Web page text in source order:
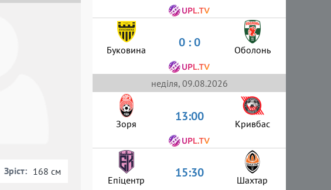
Зріст: 168 см
Буковина 0 : 0 Оболонь
неділя, 09.08.2026
Зоря 13:00 Кривбас
Епіцентр 15:30 Шахтар